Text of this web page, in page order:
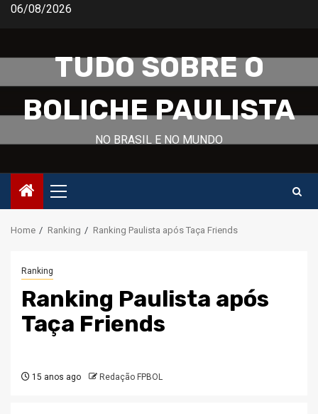
Skip06/08/2026
TUDO SOBRE O
BOLICHE PAULISTA
NO BRASIL E NO MUNDO
Primary
Menu
Home Ranking Ranking Paulista após Taça Friends
Ranking
Ranking Paulista após
Taça Friends
15 anos ago Redação FPBOL